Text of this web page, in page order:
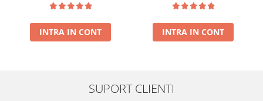
presat la rece RECOLTA
INTRA IN CONT
rece RECOLTA NOUA
INTRA IN CONT
SUPORT CLIENTI